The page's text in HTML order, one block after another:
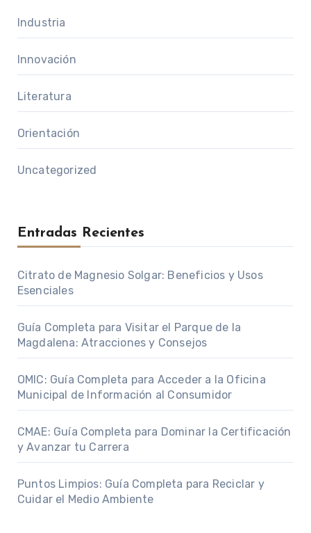
Industria
Innovación
Literatura
Orientación
Uncategorized
Entradas Recientes
Citrato de Magnesio Solgar: Beneficios y Usos
Esenciales
Guía Completa para Visitar el Parque de la
Magdalena: Atracciones y Consejos
OMIC: Guía Completa para Acceder a la Oficina
Municipal de Información al Consumidor
CMAE: Guía Completa para Dominar la Certificación
y Avanzar tu Carrera
Puntos Limpios: Guía Completa para Reciclar y
Cuidar el Medio Ambiente